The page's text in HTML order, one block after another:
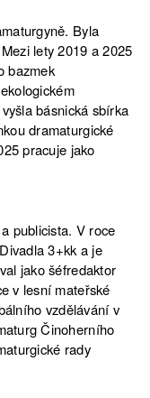
Byla
lety 2019 a 2025
bazmek
básnická sbírka
dramaturgické
pracuje jako
publicista. V roce
3+kk a je
jako šéfredaktor
v lesní mateřské
vzdělávání v
Činoherního
rady